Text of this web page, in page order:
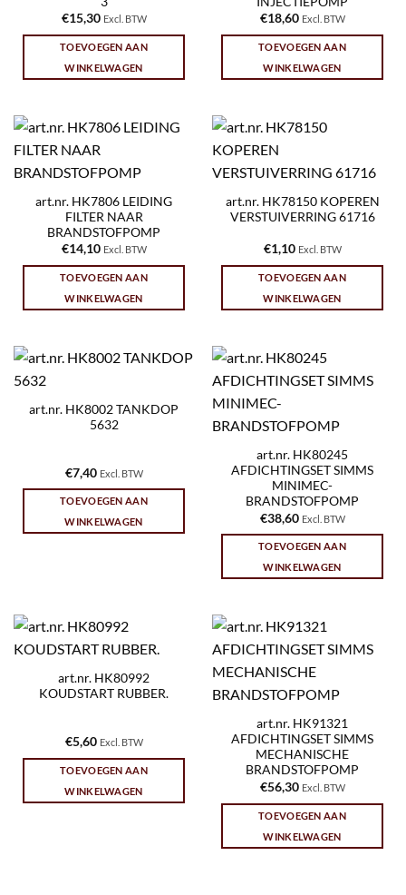
€15,30 Excl. BTW
TOEVOEGEN AAN
WINKELWAGEN
€18,60 Excl. BTW
TOEVOEGEN AAN
WINKELWAGEN
art.nr. HK7806 LEIDING
FILTER NAAR
BRANDSTOFPOMP
€14,10 Excl. BTW
TOEVOEGEN AAN
WINKELWAGEN
art.nr. HK78150 KOPEREN
VERSTUIVERRING 61716
€1,10 Excl. BTW
TOEVOEGEN AAN
WINKELWAGEN
art.nr. HK8002 TANKDOP
5632
€7,40 Excl. BTW
TOEVOEGEN AAN
WINKELWAGEN
art.nr. HK80245
AFDICHTINGSET SIMMS
MINIMEC-
BRANDSTOFPOMP
€38,60 Excl. BTW
TOEVOEGEN AAN
WINKELWAGEN
art.nr. HK80992
KOUDSTART RUBBER.
€5,60 Excl. BTW
TOEVOEGEN AAN
WINKELWAGEN
art.nr. HK91321
AFDICHTINGSET SIMMS
MECHANISCHE
BRANDSTOFPOMP
€56,30 Excl. BTW
TOEVOEGEN AAN
WINKELWAGEN